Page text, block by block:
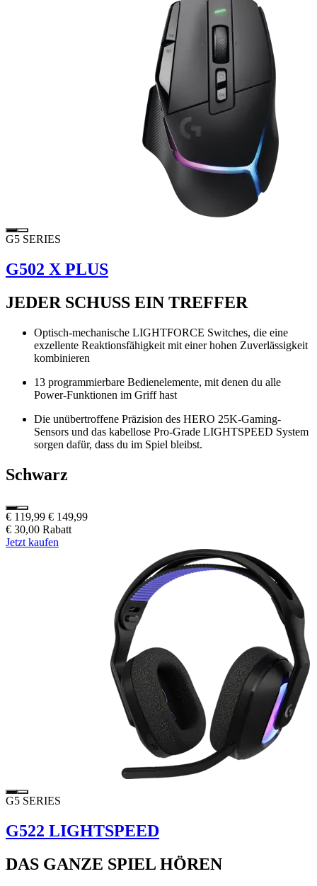
G5 SERIES
G502 X PLUS
JEDER SCHUSS EIN TREFFER
Optisch-mechanische LIGHTFORCE Switches, die eine
exzellente Reaktionsfähigkeit mit einer hohen Zuverlässigkeit
kombinieren
13 programmierbare Bedienelemente, mit denen du alle
Power-Funktionen im Griff hast
Die unübertroffene Präzision des HERO 25K-Gaming-
Sensors und das kabellose Pro-Grade LIGHTSPEED System
sorgen dafür, dass du im Spiel bleibst.
Schwarz
€ 119,99 € 149,99
€ 30,00 Rabatt
Jetzt kaufen
G5 SERIES
G522 LIGHTSPEED
DAS GANZE SPIEL HÖREN